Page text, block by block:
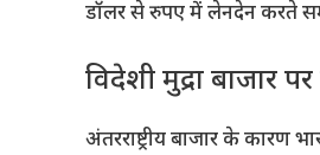
डॉलर से रुपए में लेनदेन करते
विदेशी मुद्रा बाजार
अंतरराष्ट्रीय बाजार के कारण